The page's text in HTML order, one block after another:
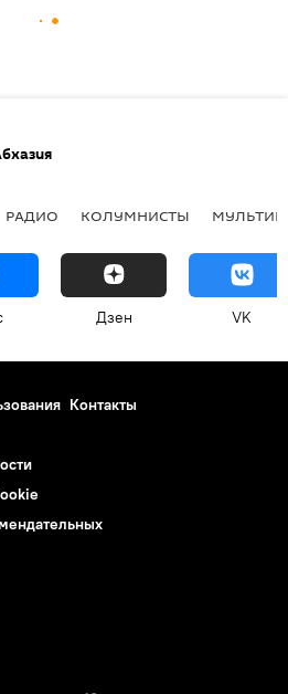
РАДИО КОЛУМНИСТЫ
Дзен VK
Контакты